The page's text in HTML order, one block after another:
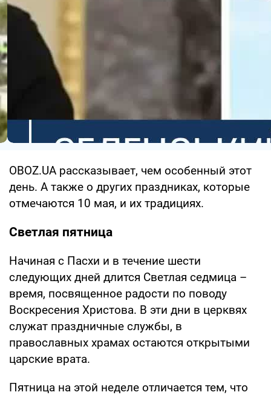
OBOZ.UA рассказывает, чем особенный этот
день. А также о других праздниках, которые
отмечаются 10 мая, и их традициях.
Светлая пятница
Начиная с Пасхи и в течение шести
следующих дней длится Светлая седмица –
время, посвященное радости по поводу
Воскресения Христова. В эти дни в церквях
служат праздничные службы, в
православных храмах остаются открытыми
царские врата.
Пятница на этой неделе отличается тем, что